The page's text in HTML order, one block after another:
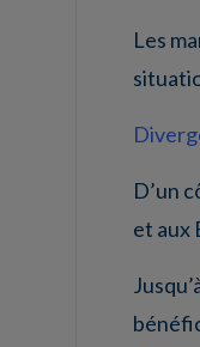
Les
D’un
et aux